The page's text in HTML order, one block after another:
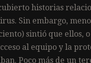
historias
Sin embargo,
sintió que ellos, o
al equipo y la
Poco más de un